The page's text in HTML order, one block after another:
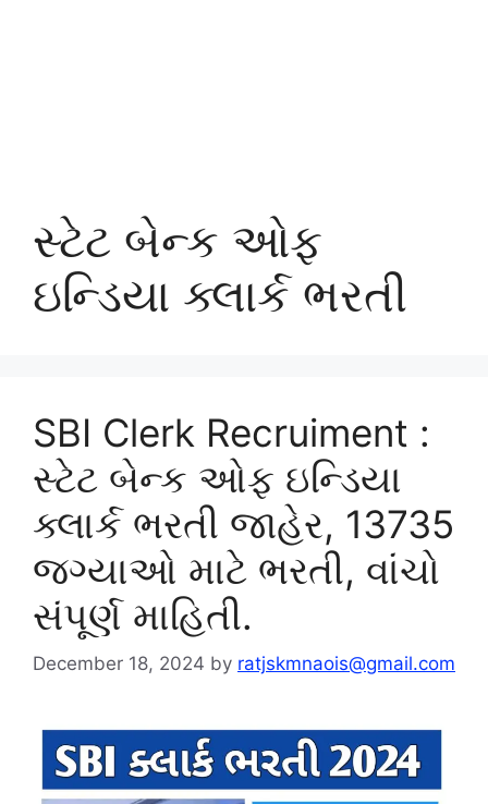
સ્ટેટ બેન્ક ઓફ
ઇન્ડિયા ક્લાર્ક ભરતી
SBI Clerk Recruiment :
સ્ટેટ બેન્ક ઓફ ઇન્ડિયા
ક્લાર્ક ભરતી જાહેર, 13735
જગ્યાઓ માટે ભરતી, વાંચો
સંપૂર્ણ માહિતી.
December 18, 2024 by ratjskmnaois@gmail.com